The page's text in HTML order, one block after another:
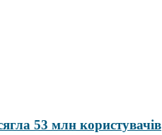
53 млн користувачів